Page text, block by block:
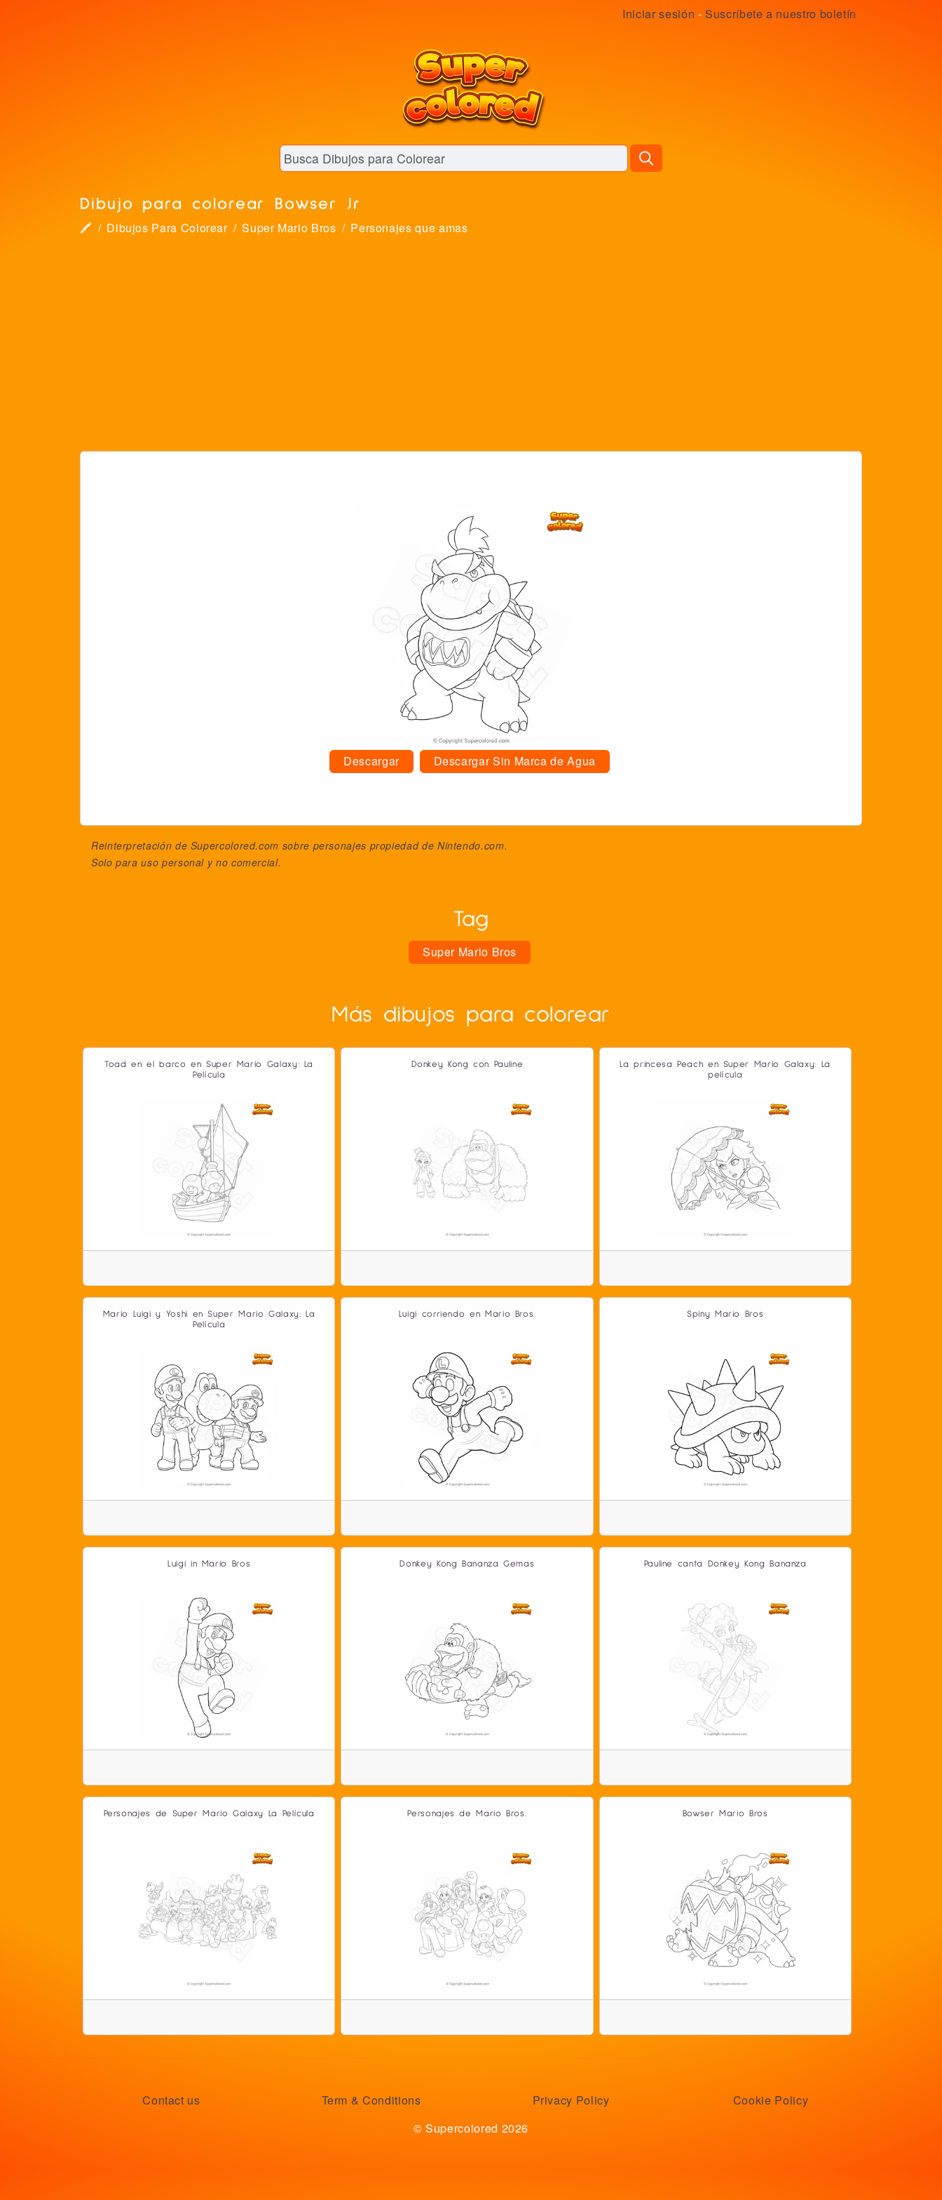
Iniciar sesión -Suscríbete a nuestro boletín
Dibujo para colorear Bowser Jr
🖍 Dibujos Para Colorear Super Mario Bros Personajes que amas
Descargar Descargar Sin Marca de Agua
Reinterpretación de Supercolored.com sobre personajes propiedad de Nintendo.com.
Solo para uso personal y no comercial.
Tag
Super Mario Bros
Más dibujos para colorear
Toad en el barco en Super Mario Galaxy: La
Película
Donkey Kong con Pauline
La princesa Peach en Super Mario Galaxy: La
película
Mario Luigi y Yoshi en Super Mario Galaxy: La
Película
Luigi corriendo en Mario Bros. Spiny Mario Bros
Luigi in Mario Bros Donkey Kong Bananza Gemas Pauline canta Donkey Kong Bananza
Personajes de Super Mario Galaxy La Película Personajes de Mario Bros. Bowser Mario Bros
Contact us Term & Conditions Privacy Policy
Cookie Policy
© Supercolored 2026